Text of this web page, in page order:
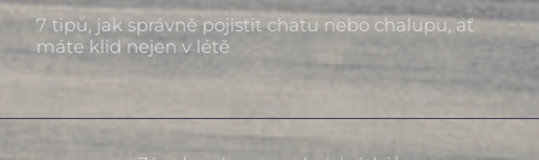
7 tipů, jak správně pojistit chatu nebo chalupu, ať
máte klid nejen v létě